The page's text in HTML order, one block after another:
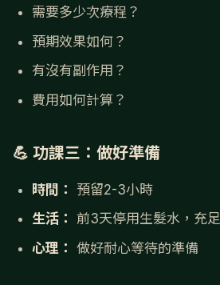
需要多少次療程？
預期效果如何？
有沒有副作用？
費用如何計算？
💪 功課三：做好準備
時間：
預留2-3小時
生活：
前3天停用生髮水，充
心理： 做好耐心等待的準備